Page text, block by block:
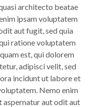
architecto beatae
ipsam voluptatem
aut fugit, sed quia
ratione voluptatem
est, qui dolorem
adipisci velit, sed
incidunt ut labore et
Nemo enim
aspernatur aut odit aut